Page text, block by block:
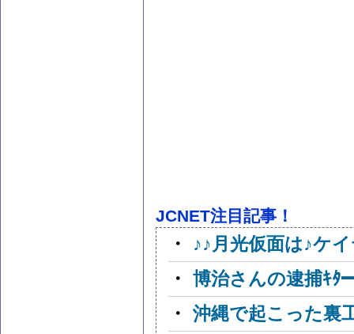
JCNET注目記事！
・
♪♪月光仮面は♪ケ
・ 博治さんの逮捕
・ 沖縄で起こった裏